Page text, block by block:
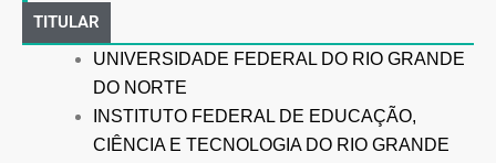
TITULAR
UNIVERSIDADE FEDERAL DO RIO GRANDE
DO NORTE
INSTITUTO FEDERAL DE EDUCAÇÃO,
CIÊNCIA E TECNOLOGIA DO RIO GRANDE